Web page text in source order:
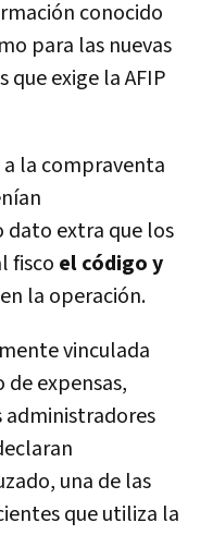
conocido
para las nuevas
exige la AFIP
la compraventa
dato extra que los
fisco el código y
en la operación.
vinculada
expensas,
administradores
una de las
que utiliza la